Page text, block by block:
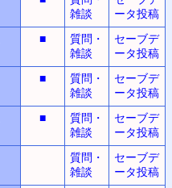
雑談
ータ投稿
■
質問・
雑談
セーブデ
ータ投稿
■
質問・
雑談
セーブデ
ータ投稿
■
質問・
雑談
セーブデ
ータ投稿
質問・
雑談
セーブデ
ータ投稿